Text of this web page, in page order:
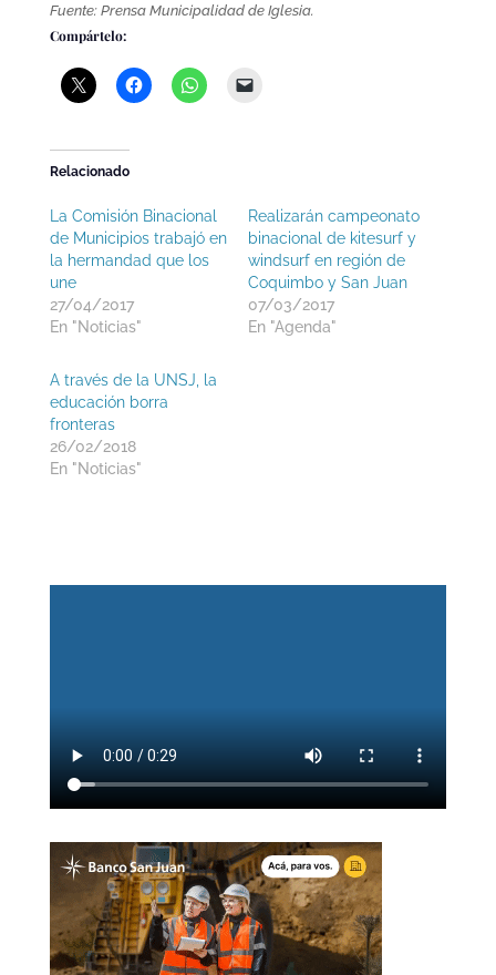
Fuente: Prensa Municipalidad de Iglesia.
Compártelo:
Relacionado
La Comisión Binacional
de Municipios trabajó en
la hermandad que los
une
27/04/2017
En "Noticias"
Realizarán campeonato
binacional de kitesurf y
windsurf en región de
Coquimbo y San Juan
07/03/2017
En "Agenda"
A través de la UNSJ, la
educación borra
fronteras
26/02/2018
En "Noticias"